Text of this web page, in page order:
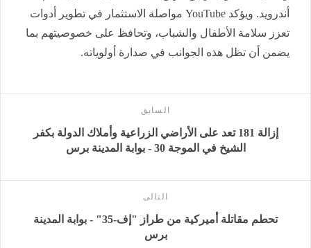
أندرويد. ويؤكد YouTube مواصلة الاستثمار في تطوير أدوات
تعزز سلامة الأطفال والشباب، وتحافظ على خصوصيتهم بما
يضمن أن تظل هذه الجوانب في صدارة أولوياته.
السابق
إزالة 181 تعد على الأراضي الزراعية وأملاك الدولة بكفر
الشيخ في الموجة 30 - بوابة المدينة برس
التالى
تحطم مقاتلة أميركية من طراز "إف-35" - بوابة المدينة
برس